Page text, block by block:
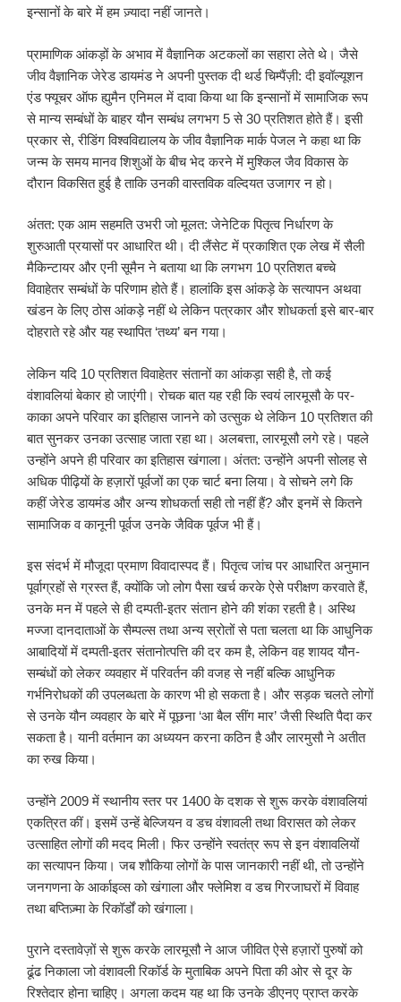
इन्सानों के बारे में हम ज़्यादा नहीं जानते।
प्रामाणिक आंकड़ों के अभाव में वैज्ञानिक अटकलों का सहारा लेते थे। जैसे
जीव वैज्ञानिक जेरेड डायमंड ने अपनी पुस्तक दी थर्ड चिम्पैंज़ी: दी इवॉल्यूशन
एंड फ्यूचर ऑफ ह्युमैन एनिमल में दावा किया था कि इन्सानों में सामाजिक रूप
से मान्य सम्बंधों के बाहर यौन सम्बंध लगभग 5 से 30 प्रतिशत होते हैं। इसी
प्रकार से, रीडिंग विश्वविद्यालय के जीव वैज्ञानिक मार्क पेजल ने कहा था कि
जन्म के समय मानव शिशुओं के बीच भेद करने में मुश्किल जैव विकास के
दौरान विकसित हुई है ताकि उनकी वास्तविक वल्दियत उजागर न हो।
अंतत: एक आम सहमति उभरी जो मूलत: जेनेटिक पितृत्व निर्धारण के
शुरुआती प्रयासों पर आधारित थी। दी लैंसेट में प्रकाशित एक लेख में सैली
मैकिन्टायर और एनी सूमैन ने बताया था कि लगभग 10 प्रतिशत बच्चे
विवाहेतर सम्बंधों के परिणाम होते हैं। हालांकि इस आंकड़े के सत्यापन अथवा
खंडन के लिए ठोस आंकड़े नहीं थे लेकिन पत्रकार और शोधकर्ता इसे बार-बार
दोहराते रहे और यह स्थापित ‘तथ्य’ बन गया।
लेकिन यदि 10 प्रतिशत विवाहेतर संतानों का आंकड़ा सही है, तो कई
वंशावलियां बेकार हो जाएंगी। रोचक बात यह रही कि स्वयं लारमूसौ के पर-
काका अपने परिवार का इतिहास जानने को उत्सुक थे लेकिन 10 प्रतिशत की
बात सुनकर उनका उत्साह जाता रहा था। अलबत्ता, लारमूसौ लगे रहे। पहले
उन्होंने अपने ही परिवार का इतिहास खंगाला। अंतत: उन्होंने अपनी सोलह से
अधिक पीढ़ियों के हज़ारों पूर्वजों का एक चार्ट बना लिया। वे सोचने लगे कि
कहीं जेरेड डायमंड और अन्य शोधकर्ता सही तो नहीं हैं? और इनमें से कितने
सामाजिक व कानूनी पूर्वज उनके जैविक पूर्वज भी हैं।
इस संदर्भ में मौजूदा प्रमाण विवादास्पद हैं। पितृत्व जांच पर आधारित अनुमान
पूर्वाग्रहों से ग्रस्त हैं, क्योंकि जो लोग पैसा खर्च करके ऐसे परीक्षण करवाते हैं,
उनके मन में पहले से ही दम्पती-इतर संतान होने की शंका रहती है। अस्थि
मज्जा दानदाताओं के सैम्पल्स तथा अन्य स्रोतों से पता चलता था कि आधुनिक
आबादियों में दम्पती-इतर संतानोत्पत्ति की दर कम है, लेकिन वह शायद यौन-
सम्बंधों को लेकर व्यवहार में परिवर्तन की वजह से नहीं बल्कि आधुनिक
गर्भनिरोधकों की उपलब्धता के कारण भी हो सकता है। और सड़क चलते लोगों
से उनके यौन व्यवहार के बारे में पूछना ‘आ बैल सींग मार’ जैसी स्थिति पैदा कर
सकता है। यानी वर्तमान का अध्ययन करना कठिन है और लारमुसौ ने अतीत
का रुख किया।
उन्होंने 2009 में स्थानीय स्तर पर 1400 के दशक से शुरू करके वंशावलियां
एकत्रित कीं। इसमें उन्हें बेल्जियन व डच वंशावली तथा विरासत को लेकर
उत्साहित लोगों की मदद मिली। फिर उन्होंने स्वतंत्र रूप से इन वंशावलियों
का सत्यापन किया। जब शौकिया लोगों के पास जानकारी नहीं थी, तो उन्होंने
जनगणना के आर्काइव्स को खंगाला और फ्लेमिश व डच गिरजाघरों में विवाह
तथा बप्तिज़्मा के रिकॉर्डों को खंगाला।
पुराने दस्तावेज़ों से शुरू करके लारमूसौ ने आज जीवित ऐसे हज़ारों पुरुषों को
ढूंढ निकाला जो वंशावली रिकॉर्ड के मुताबिक अपने पिता की ओर से दूर के
रिश्तेदार होना चाहिए। अगला कदम यह था कि उनके डीएनए प्राप्त करके